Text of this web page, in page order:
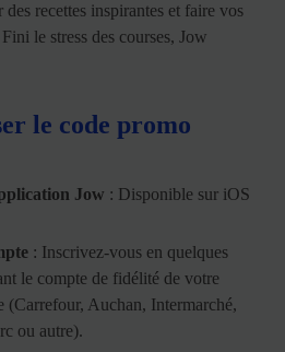
recettes inspirantes et faire vos
le stress des courses, Jow
le code promo
Jow : Disponible sur iOS
: Inscrivez-vous en quelques
le compte de fidélité de votre
(Carrefour, Auchan, Intermarché,
ou autre).